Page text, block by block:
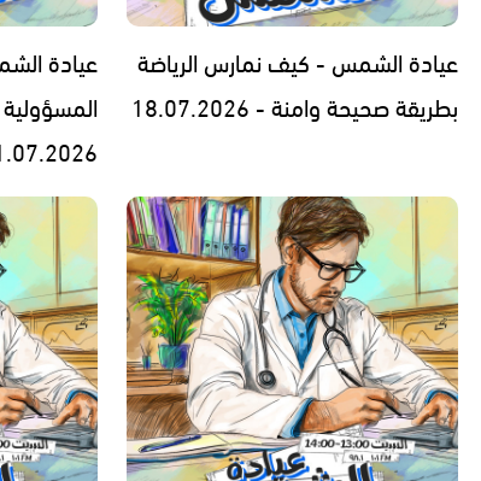
عيادة الشمس - كيف نمارس الرياضة
بطريقة صحيحة وامنة - 18.07.2026
عيادة